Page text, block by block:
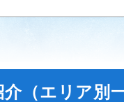
（エリア別